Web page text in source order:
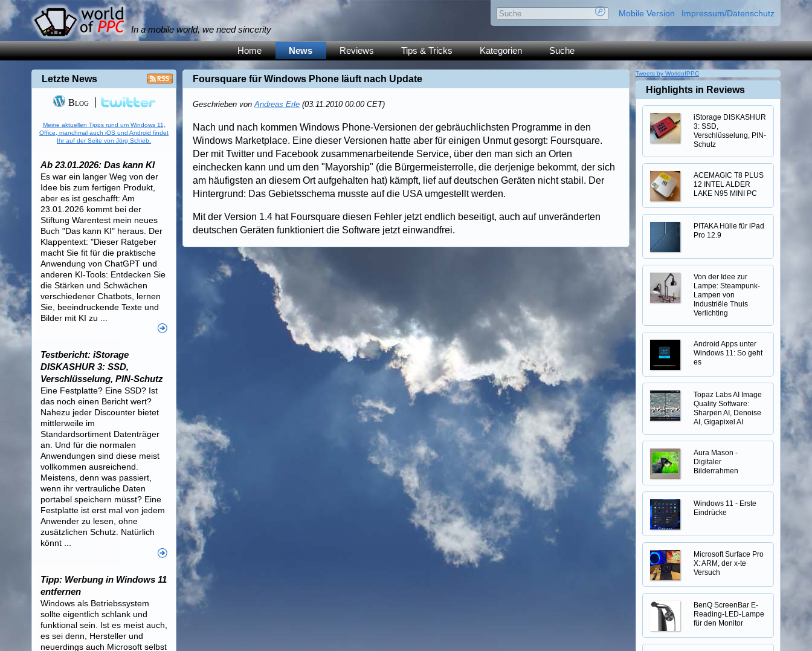
In a mobile world, we need sincerity
Mobile Version Impressum/Datenschutz
Home News Reviews Tips & Tricks Kategorien Suche
Foursquare für Windows Phone läuft nach Update
Geschrieben vonAndreas Erle (03.11.2010 00:00 CET)
Nach und nach kommen Windows Phone-Versionen der gebräuchlichsten Programme in den
Windows Marketplace. Eine dieser Versionen hatte aber für einigen Unmut gesorgt: Foursquare.
Der mit Twitter und Facebook zusammenarbeitende Service, über den man sich an Orten
einchecken kann und um den "Mayorship" (die Bürgermeisterrolle, die derjenige bekommt, der sich
am häufigsten an diesem Ort aufgehalten hat) kämpft, lief auf deutschen Geräten nicht stabil. Der
Hintergrund: Das Gebietsschema musste auf die USA umgestellt werden.
Mit der Version 1.4 hat Foursquare diesen Fehler jetzt endlich beseitigt, auch auf unveränderten
deutschen Geräten funktioniert die Software jetzt einwandfrei.
Letzte News
Blog
Meine aktuellen Tipps rund um Windows 11,
Office, manchmal auch iOS und Android findet
Ihr auf der Seite von Jörg Schieb.
Ab 23.01.2026: Das kann KI
Es war ein langer Weg von der
Idee bis zum fertigen Produkt,
aber es ist geschafft: Am
23.01.2026 kommt bei der
Stiftung Warentest mein neues
Buch "Das kann KI" heraus. Der
Klappentext: "Dieser Ratgeber
macht Sie fit für die praktische
Anwendung von ChatGPT und
anderen KI-Tools: Entdecken Sie
die Stärken und Schwächen
verschiedener Chatbots, lernen
Sie, beeindruckende Texte und
Bilder mit KI zu ...
Testbericht: iStorage
DISKASHUR 3: SSD,
Verschlüsselung, PIN-Schutz
Eine Festplatte? Eine SSD? Ist
das noch einen Bericht wert?
Nahezu jeder Discounter bietet
mittlerweile im
Standardsortiment Datenträger
an. Und für die normalen
Anwendungen sind diese meist
vollkommen ausreichend.
Meistens, denn was passiert,
wenn ihr vertrauliche Daten
portabel speichern müsst? Eine
Festplatte ist erst mal von jedem
Anwender zu lesen, ohne
zusätzlichen Schutz. Natürlich
könnt ...
Tipp: Werbung in Windows 11
entfernen
Windows als Betriebssystem
sollte eigentlich schlank und
funktional sein. Ist es meist auch,
es sei denn, Hersteller und
neuerdings auch Microsoft selbst
Tweets by WorldofPPC
Highlights in Reviews
iStorage DISKASHUR
3: SSD,
Verschlüsselung, PIN-
Schutz
ACEMAGIC T8 PLUS
12 INTEL ALDER
LAKE N95 MINI PC
PITAKA Hülle für iPad
Pro 12.9
Von der Idee zur
Lampe: Steampunk-
Lampen von
Industriële Thuis
Verlichting
Android Apps unter
Windows 11: So geht
es
Topaz Labs AI Image
Quality Software:
Sharpen AI, Denoise
AI, Gigapixel AI
Aura Mason -
Digitaler
Bilderrahmen
Windows 11 - Erste
Eindrücke
Microsoft Surface Pro
X: ARM, der x-te
Versuch
BenQ ScreenBar E-
Reading-LED-Lampe
für den Monitor